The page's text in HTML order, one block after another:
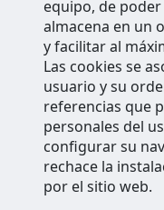
equipo, de
almacena en un
y facilitar al
Las cookies se
usuario y su
referencias que
personales del
configurar su
rechace la
por el sitio web.